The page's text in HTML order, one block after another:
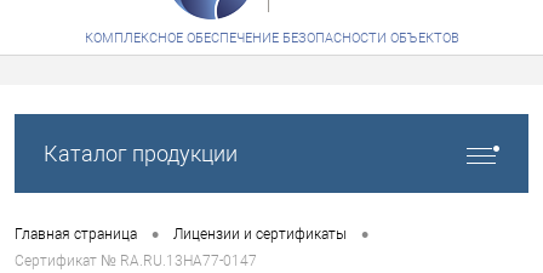
КОМПЛЕКСНОЕ ОБЕСПЕЧЕНИЕ БЕЗОПАСНОСТИ ОБЪЕКТОВ
Каталог продукции
Главная страница • Лицензии и сертификаты •
Сертификат № RA.RU.13HA77-0147